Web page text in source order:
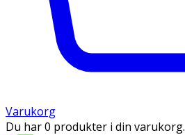
Varukorg
Du har 0 produkter i din varukorg.